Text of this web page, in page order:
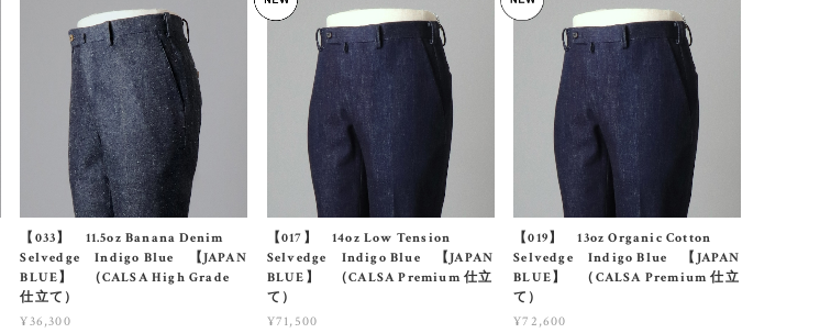
【033】 11.5oz Banana Denim
Selvedge Indigo Blue 【JAPAN
BLUE】 （CALSA High Grade
仕立て）
¥36,300
【017】 14oz Low Tension
Selvedge Indigo Blue 【JAPAN
BLUE】 （CALSA Premium 仕立
て）
¥71,500
【019】 13oz Organic Cotton
Selvedge Indigo Blue 【JAPAN
BLUE】 （CALSA Premium 仕立
て）
¥72,600